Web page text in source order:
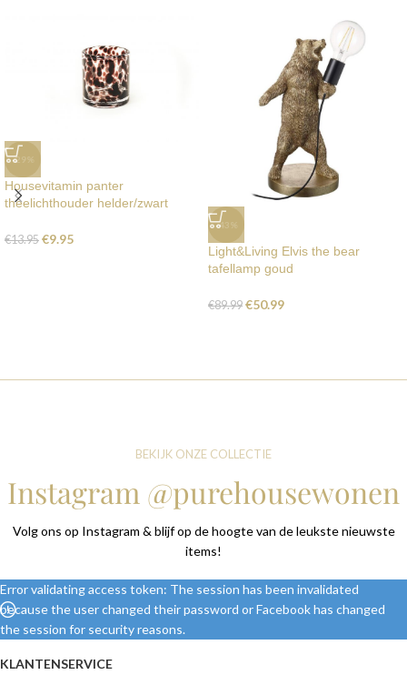
-29%
Housevitamin panter
theelichthouder helder/zwart
€13.95 €9.95
-43%
Light&Living Elvis the bear
tafellamp goud
€89.99 €50.99
BEKIJK ONZE COLLECTIE
Instagram @purehousewonen
Volg ons op Instagram & blijf op de hoogte van de leukste nieuwste
items!
Error validating access token: The session has been invalidated
because the user changed their password or Facebook has changed
the session for security reasons.
KLANTENSERVICE